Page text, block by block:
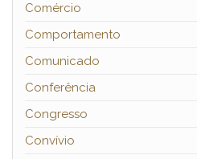
Comércio
Comportamento
Comunicado
Conferência
Congresso
Convívio